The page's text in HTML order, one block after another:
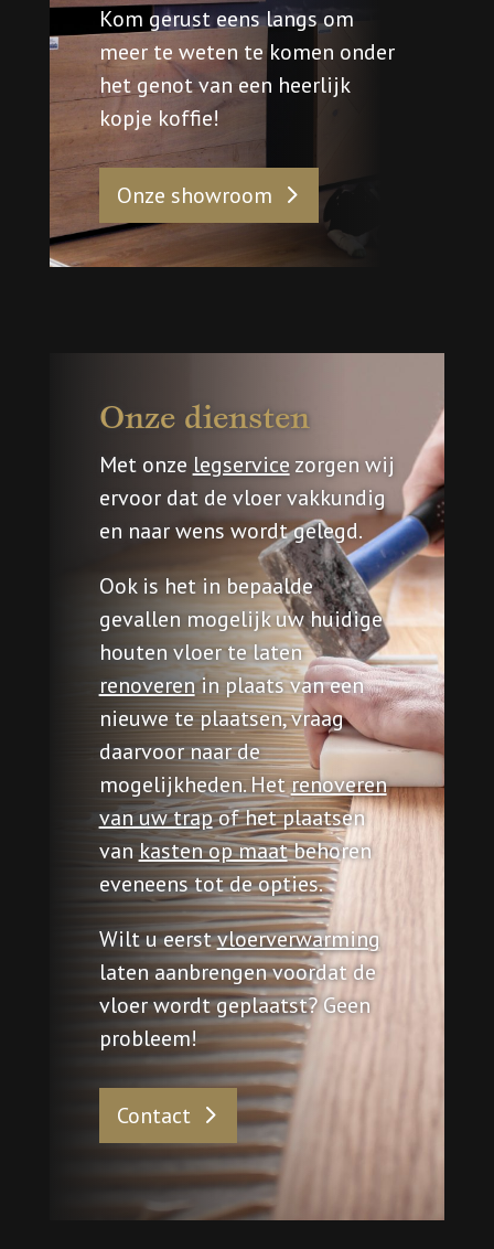
Kom gerust eens langs om
meer te weten te komen onder
het genot van een heerlijk
kopje koffie!
Onze showroom
Onze diensten
Met onze legservice zorgen wij
ervoor dat de vloer vakkundig
en naar wens wordt gelegd.
Ook is het in bepaalde
gevallen mogelijk uw huidige
houten vloer te laten
renoverenin plaats van een
nieuwe te plaatsen, vraag
daarvoor naar de
mogelijkheden. Hetrenoveren
van uw trapof het plaatsen
van kasten op maatbehoren
eveneens tot de opties.
Wilt u eerstvloerverwarming
laten aanbrengen voordat de
vloer wordt geplaatst? Geen
probleem!
Contact